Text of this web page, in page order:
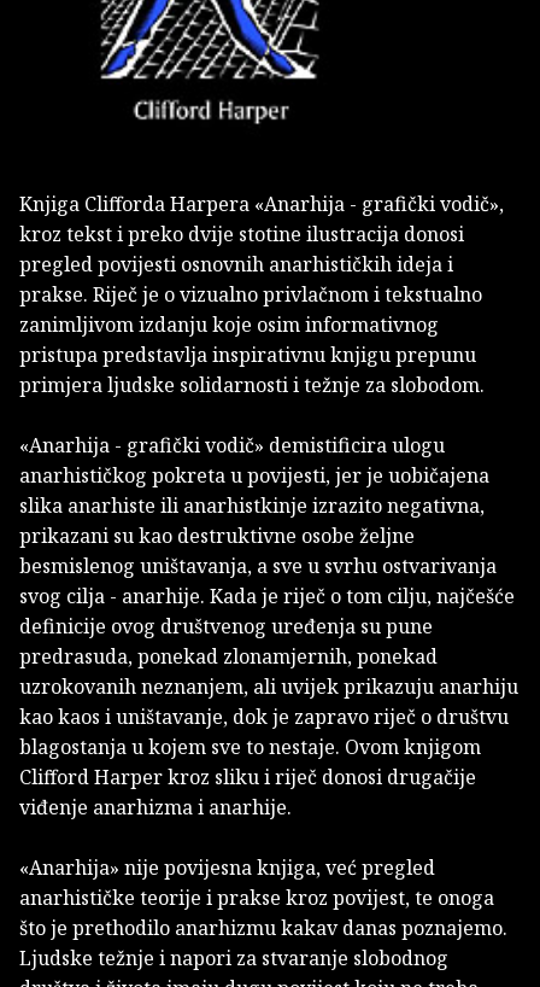
Knjiga Clifforda Harpera «Anarhija - grafički vodič»,
kroz tekst i preko dvije stotine ilustracija donosi
pregled povijesti osnovnih anarhističkih ideja i
prakse. Riječ je o vizualno privlačnom i tekstualno
zanimljivom izdanju koje osim informativnog
pristupa predstavlja inspirativnu knjigu prepunu
primjera ljudske solidarnosti i težnje za slobodom.
«Anarhija - grafički vodič» demistificira ulogu
anarhističkog pokreta u povijesti, jer je uobičajena
slika anarhiste ili anarhistkinje izrazito negativna,
prikazani su kao destruktivne osobe željne
besmislenog uništavanja, a sve u svrhu ostvarivanja
svog cilja - anarhije. Kada je riječ o tom cilju, najčešće
definicije ovog društvenog uređenja su pune
predrasuda, ponekad zlonamjernih, ponekad
uzrokovanih neznanjem, ali uvijek prikazuju anarhiju
kao kaos i uništavanje, dok je zapravo riječ o društvu
blagostanja u kojem sve to nestaje. Ovom knjigom
Clifford Harper kroz sliku i riječ donosi drugačije
viđenje anarhizma i anarhije.
«Anarhija» nije povijesna knjiga, već pregled
anarhističke teorije i prakse kroz povijest, te onoga
što je prethodilo anarhizmu kakav danas poznajemo.
Ljudske težnje i napori za stvaranje slobodnog